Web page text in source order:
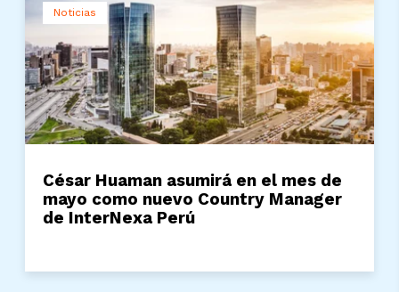
Noticias
César Huaman asumirá en el mes de
mayo como nuevo Country Manager
de InterNexa Perú